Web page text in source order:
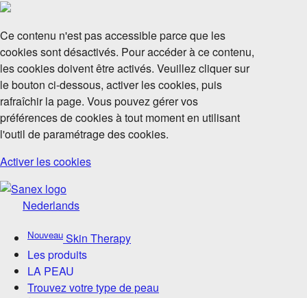
Ce contenu n'est pas accessible parce que les
cookies sont désactivés. Pour accéder à ce contenu,
les cookies doivent être activés. Veuillez cliquer sur
le bouton ci-dessous, activer les cookies, puis
rafraîchir la page. Vous pouvez gérer vos
préférences de cookies à tout moment en utilisant
l'outil de paramétrage des cookies.
Activer les cookies
Nederlands
Nouveau Skin Therapy
Les produits
LA PEAU
Trouvez votre type de peau